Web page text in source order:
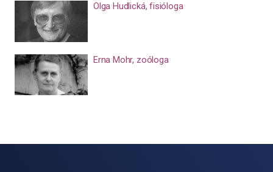
Olga Hudlická, fisióloga
Erna Mohr, zoóloga